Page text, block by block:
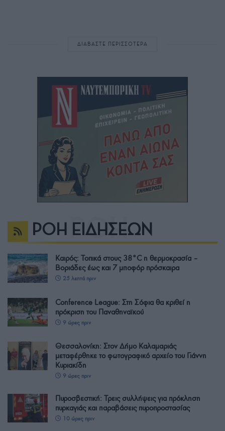
ΔΙΑΒΑΣΤΕ ΠΕΡΙΣΣΟΤΕΡΑ
ΡΟΗ ΕΙΔΗΣΕΩΝ
Καιρός: Τοπικά στους 38°C η θερμοκρασία –
Βοριάδες έως και 7 μποφόρ πρόσκαιρα
25 λεπτά πριν
Conference League: Στη Σόφια θα κριθεί η
πρόκριση του Παναθηναϊκού
9 ώρες πριν
Θεσσαλονίκη: Στον Δήμο Καλαμαριάς
μεταφέρθηκε το φωτογραφικό αρχείο του Γιάννη
Κυριακίδη
9 ώρες πριν
Πυροσβεστική: Τρεις συλλήψεις για πρόκληση
πυρκαγιάς και παραβάσεις πυροπροστασίας
10 ώρες πριν